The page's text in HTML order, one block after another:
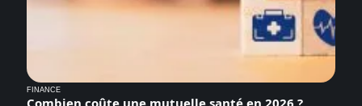
FINANCE